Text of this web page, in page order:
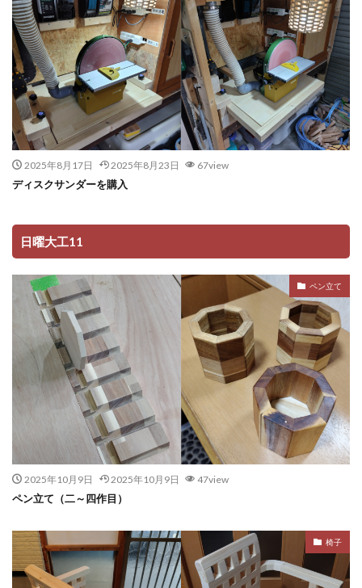
2025年8月17日 2025年8月23日 67view
ディスクサンダーを購入
日曜大工11
ペン立て
2025年10月9日 2025年10月9日 47view
ペン立て（二～四作目）
椅子